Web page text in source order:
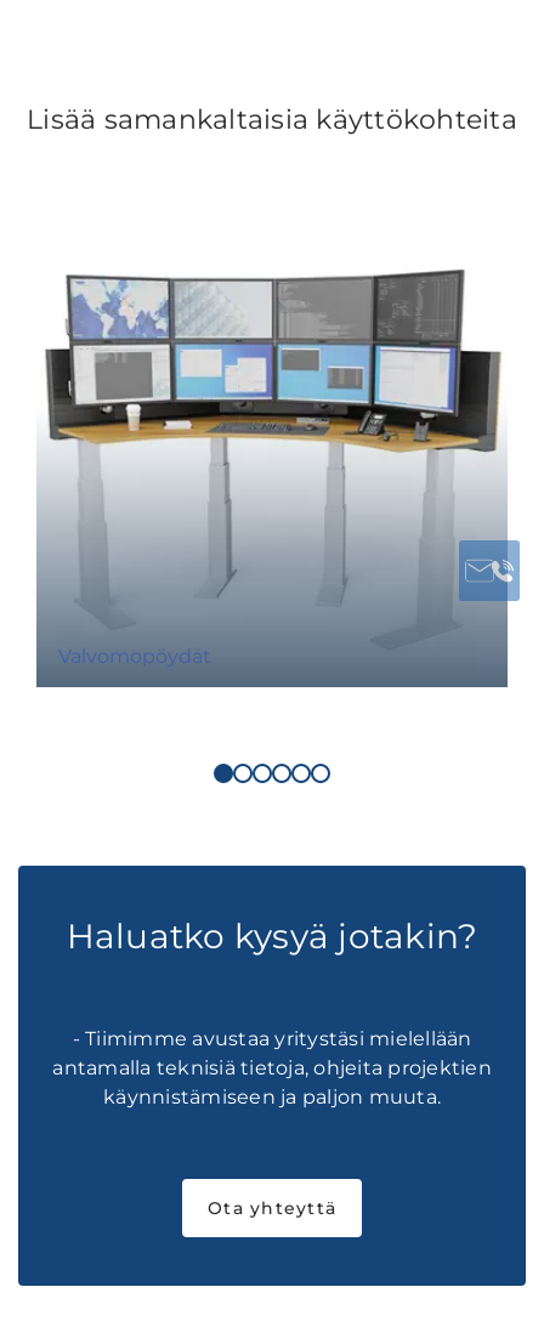
Lisää samankaltaisia käyttökohteita
Valvomopöydät
Haluatko kysyä jotakin?
- Tiimimme avustaa yritystäsi mielellään
antamalla teknisiä tietoja, ohjeita projektien
käynnistämiseen ja paljon muuta.
Ota yhteyttä